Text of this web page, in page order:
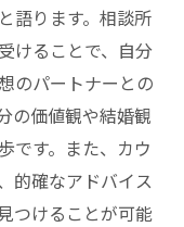
語ります。相談所
けることで、自分
のパートナーとの
の価値観や結婚観
です。また、カウ
的確なアドバイス
つけることが可能